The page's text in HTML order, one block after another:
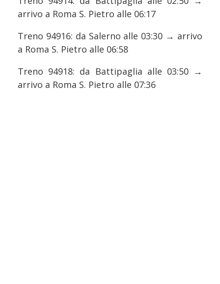
arrivo a Roma S. Pietro alle 06:17
Treno 94916: da Salerno alle 03:30 → arrivo
a Roma S. Pietro alle 06:58
Treno 94918: da Battipaglia alle 03:50 →
arrivo a Roma S. Pietro alle 07:36